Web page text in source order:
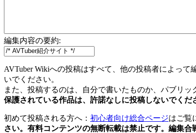
編集内容の要約:
AVTuber Wikiへの投稿はすべて、他の投稿者によっ
いでください。
また、投稿するのは、自分で書いたものか、パブリ
保護されている作品は、許諾なしに投稿しないでくだ
初めて投稿される方へ： 初心者向け総合ページはご覧
さい。有料コンテンツの無断転載は禁止です。編集合